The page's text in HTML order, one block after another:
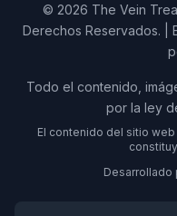
© 2026 The Vein
Derechos Reservados.
Todo el contenido,
por la ley
El contenido del sitio
Desarrollado